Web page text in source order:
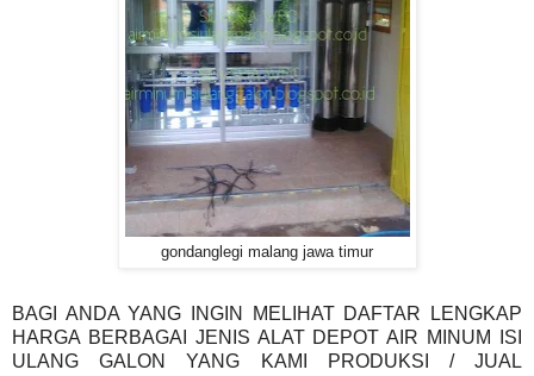
gondanglegi malang jawa timur
BAGI ANDA YANG INGIN MELIHAT DAFTAR LENGKAP
HARGA BERBAGAI JENIS ALAT DEPOT AIR MINUM ISI
ULANG GALON YANG KAMI PRODUKSI / JUAL